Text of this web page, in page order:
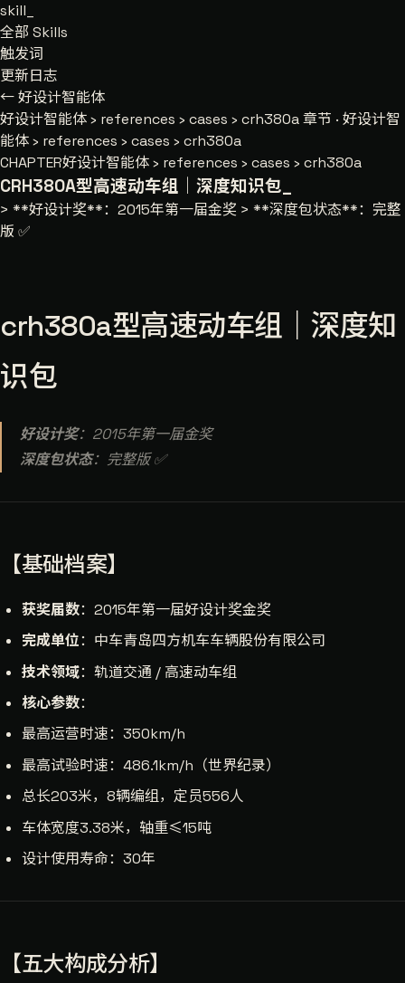
skill
全部 Skills
触发词
更新日志
← 好设计智能体
好设计智能体› references › cases › crh380a章节 · 好设计智
能体 › references › cases › crh380a
CHAPTER好设计智能体 › references › cases › crh380a
CRH380A型高速动车组｜深度知识包
> **好设计奖**：2015年第一届金奖 > **深度包状态**：完整
版 ✅
crh380a型高速动车组｜深度知
识包
好设计奖：2015年第一届金奖
深度包状态：完整版 ✅
【基础档案】
获奖届数：2015年第一届好设计奖金奖
完成单位：中车青岛四方机车车辆股份有限公司
技术领域：轨道交通 / 高速动车组
核心参数：
最高运营时速：350km/h
最高试验时速：486.1km/h（世界纪录）
总长203米，8辆编组，定员556人
车体宽度3.38米，轴重≤15吨
设计使用寿命：30年
【五大构成分析】